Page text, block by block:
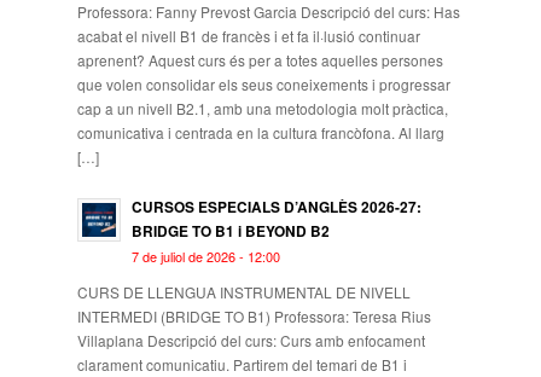
Professora: Fanny Prevost Garcia Descripció del curs: Has
acabat el nivell B1 de francès i et fa il·lusió continuar
aprenent? Aquest curs és per a totes aquelles persones
que volen consolidar els seus coneixements i progressar
cap a un nivell B2.1, amb una metodologia molt pràctica,
comunicativa i centrada en la cultura francòfona. Al llarg
[…]
CURSOS ESPECIALS D’ANGLÈS 2026-27:
BRIDGE TO B1 i BEYOND B2
7 de juliol de 2026 - 12:00
CURS DE LLENGUA INSTRUMENTAL DE NIVELL
INTERMEDI (BRIDGE TO B1) Professora: Teresa Rius
Villaplana Descripció del curs: Curs amb enfocament
clarament comunicatiu. Partirem del temari de B1 i